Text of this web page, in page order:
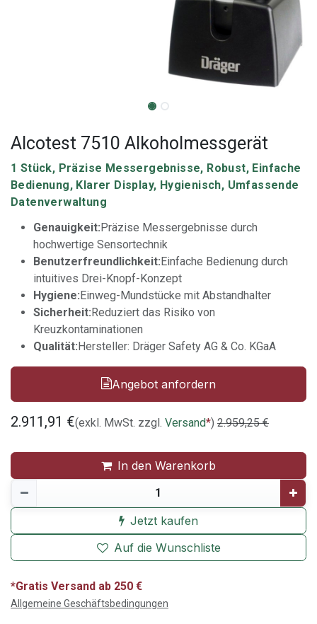
Alcotest 7510 Alkoholmessgerät
1 Stück, Präzise Messergebnisse, Robust, Einfache
Bedienung, Klarer Display, Hygienisch, Umfassende
Datenverwaltung
Genauigkeit:Präzise Messergebnisse durch
hochwertige Sensortechnik
Benutzerfreundlichkeit:Einfache Bedienung durch
intuitives Drei-Knopf-Konzept
Hygiene:Einweg-Mundstücke mit Abstandhalter
Sicherheit:Reduziert das Risiko von
Kreuzkontaminationen
Qualität:Hersteller: Dräger Safety AG & Co. KGaA
Angebot anfordern
2.911,91 €(exkl. MwSt. zzgl. Versand*) 2.959,25€
In den Warenkorb
Jetzt kaufen
Auf die Wunschliste
*Gratis Versand ab 250 €
Allgemeine Geschäftsbedingungen